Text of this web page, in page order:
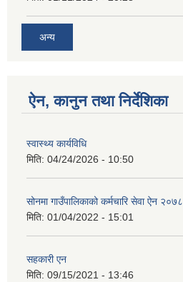
अन्य
ऐन, कानुन तथा निर्देशिका
स्वास्थ्य कार्यविधि
मिति: 04/24/2026 - 10:50
सोनमा गाउँपालिकाको कर्मचारि सेवा ऐन २०७८
मिति: 01/04/2022 - 15:01
सहकारी एन
मिति: 09/15/2021 - 13:46